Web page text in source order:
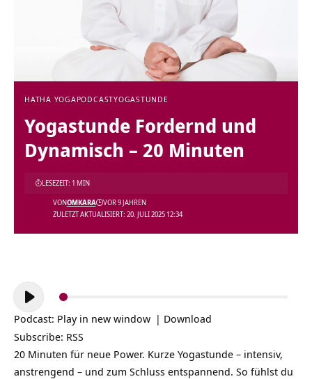
HATHA YOGAPODCASTYOGASTUNDE
Yogastunde Fordernd und
Dynamisch – 20 Minuten
ZULETZT AKTUALISIERT: 20. JULI 2025 12:34
VONOMKARA VOR 9 JAHREN
LESEZEIT: 1 MIN
Audio-
Player
Podcast: Play in new window | Download
Subscribe: RSS
20 Minuten für neue Power. Kurze Yogastunde – intensiv,
anstrengend – und zum Schluss entspannend. So fühlst du